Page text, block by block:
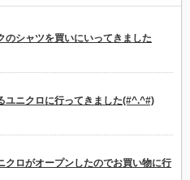
のシャツを買いにいってきました
ユニクロに行ってきました(#^.^#)
クロがオープンしたのでお買い物に行